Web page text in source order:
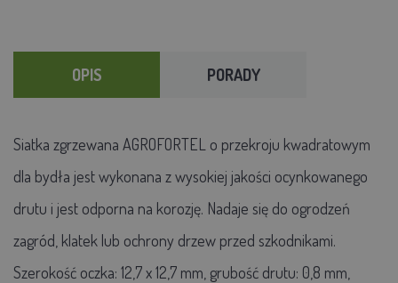
OPIS PORADY
Siatka zgrzewana AGROFORTEL o przekroju kwadratowym
dla bydła jest wykonana z wysokiej jakości ocynkowanego
drutu i jest odporna na korozję. Nadaje się do ogrodzeń
zagród, klatek lub ochrony drzew przed szkodnikami.
Szerokość oczka: 12,7 x 12,7 mm, grubość drutu: 0,8 mm,